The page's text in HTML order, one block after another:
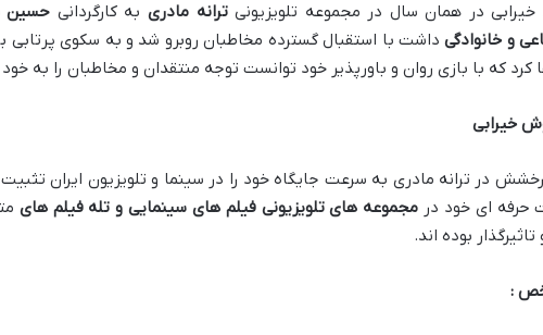
در همان سال در مجموعه تلویزیونیترانه مادری به کارگردانی حسین
و خانوادگیداشت با استقبال گسترده مخاطبان روبرو شد و به سکوی پرتابی
کرد که با بازی روان و باورپذیر خود توانست توجه منتقدان و مخاطبان را به
خیرابی
در ترانه مادری به سرعت جایگاه خود را در سینما و تلویزیون ایران تثبیت
حرفه ای خود در مجموعه های تلویزیونی فیلم های سینمایی و تله فیلم های
بوده اند.
: